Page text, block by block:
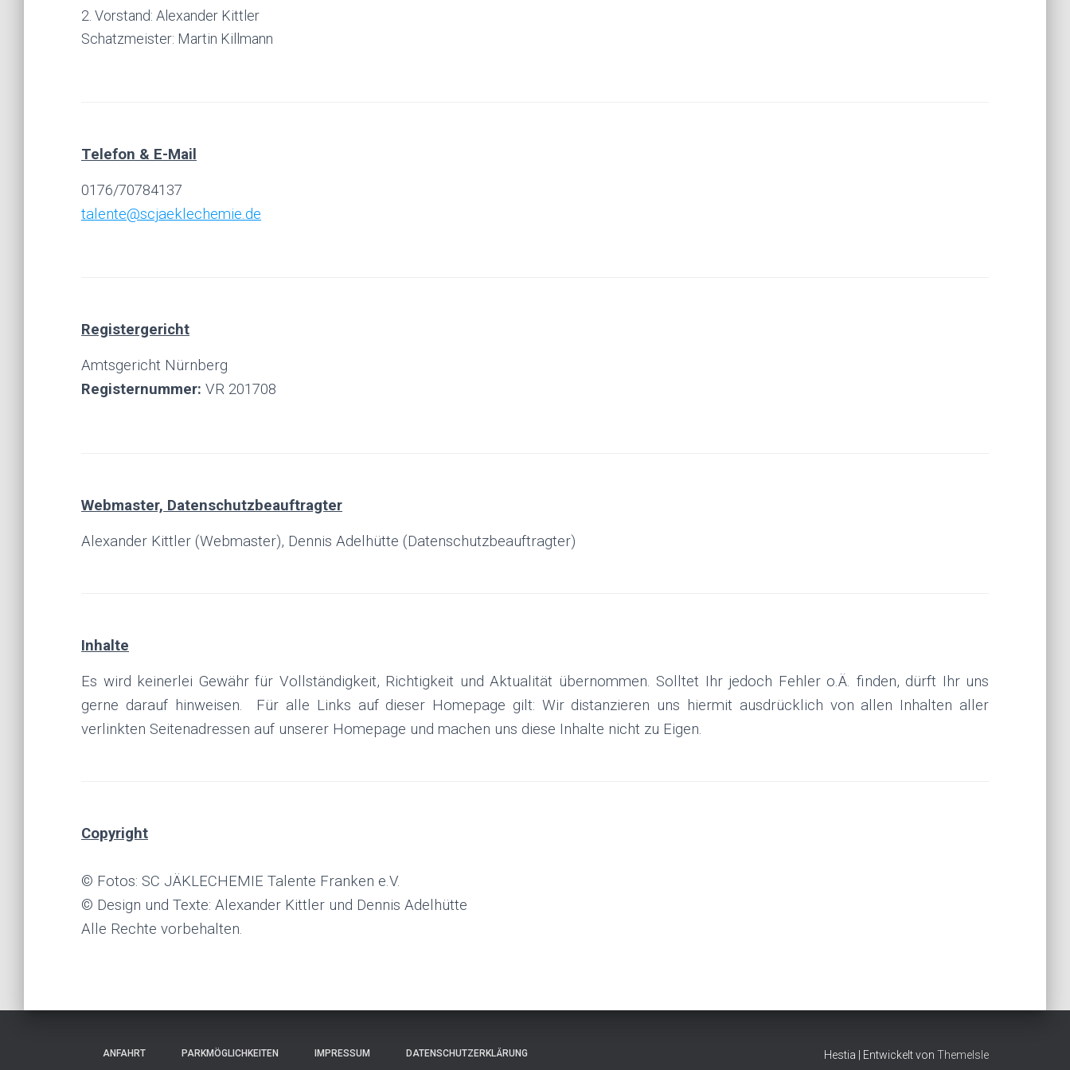
2. Vorstand: Alexander Kittler
Schatzmeister: Martin Killmann
Telefon & E-Mail
0176/70784137
talente@scjaeklechemie.de
Registergericht
Amtsgericht Nürnberg
Registernummer: VR 201708
Webmaster, Datenschutzbeauftragter
Alexander Kittler (Webmaster), Dennis Adelhütte (Datenschutzbeauftragter)
Inhalte
Es wird keinerlei Gewähr für Vollständigkeit, Richtigkeit und Aktualität übernommen. Solltet Ihr jedoch Fehler o.Ä. finden, dürft Ihr uns
gerne darauf hinweisen. Für alle Links auf dieser Homepage gilt: Wir distanzieren uns hiermit ausdrücklich von allen Inhalten aller
verlinkten Seitenadressen auf unserer Homepage und machen uns diese Inhalte nicht zu Eigen.
Copyright
© Fotos: SC JÄKLECHEMIE Talente Franken e.V.
© Design und Texte: Alexander Kittler und Dennis Adelhütte
Alle Rechte vorbehalten.
ANFAHRT PARKMÖGLICHKEITEN IMPRESSUM DATENSCHUTZERKLÄRUNG Hestia | Entwickelt von ThemeIsle